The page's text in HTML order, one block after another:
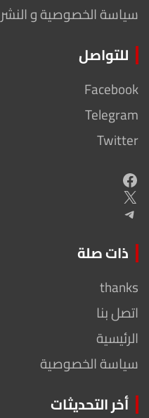
سياسة الخصوصية و النشر
للتواصل
Facebook
Telegram
Twitter
Facebook
X
Telegram
ذات صلة
thanks
اتصل بنا
الرئيسية
سياسة الخصوصية
أخر التحديثات